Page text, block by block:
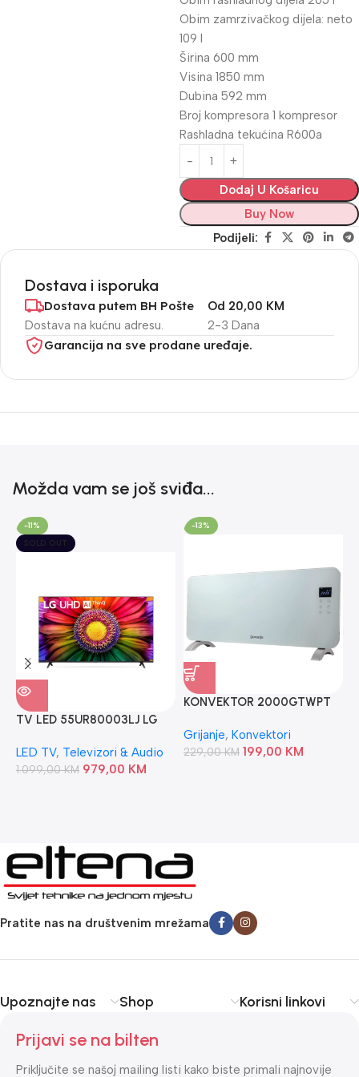
Obim zamrzivačkog dijela: neto
109 l
Širina 600 mm
Visina 1850 mm
Dubina 592 mm
Broj kompresora 1 kompresor
Rashladna tekućina R600a
Dodaj U Košaricu
Buy Now
Podijeli:
Dostava i isporuka
Dostava putem BH Pošte
Dostava na kućnu adresu. 2-3 Dana
Od 20,00 KM
Garancija na sve prodane uređaje.
Možda vam se još sviđa...
-11%
SOLD OUT
TV LED 55UR80003LJ LG
LED TV, Televizori & Audio
1.099,00KM 979,00 KM
-13%
KONVEKTOR 2000GTWPT
Grijanje, Konvektori
229,00KM 199,00 KM
Pratite nas na društvenim mrežama
Upoznajte nas Shop Korisni linkovi
Prijavi se na bilten
Priključite se našoj mailing listi kako biste primali najnovije